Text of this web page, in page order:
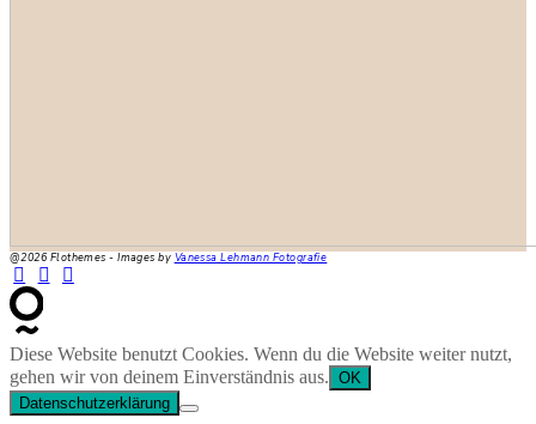
@2026 Flothemes - Images by Vanessa Lehmann Fotografie
Diese Website benutzt Cookies. Wenn du die Website weiter nutzt,
gehen wir von deinem Einverständnis aus. OK
Datenschutzerklärung